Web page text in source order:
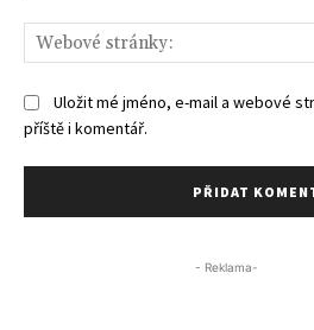
Uložit mé jméno, e-mail a webové
příště i komentář.
- Reklama-